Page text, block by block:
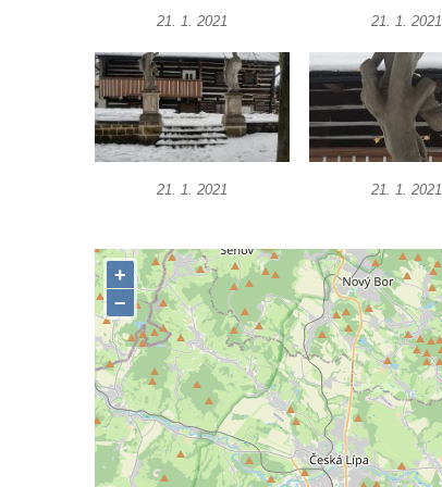
Socha Nosorožík v ZOO Hluboká
Socha Rosomák v ZOO Hluboká
Socha Beruška v ZOO Hluboká
Socha Vážka v ZOO Hluboká
Socha Volavka v ZOO Hluboká
Flamingo trůn v ZOO Hluboká
Lysá nad Labem, barokní město Šporkovo
Socha Opičákovník v ZOO Hluboká
Socha Roháč v ZOO Hluboká
Socha Mystik v ZOO Hluboká
Reliéf Rodina a práce na budově záložny
čp. 69/1 v Českých Budějovicích
Socha Jana Valeria Jirsíka u Černé věže v
21. 1. 2021 21. 1. 2021
21. 1. 2021 21. 1. 2021